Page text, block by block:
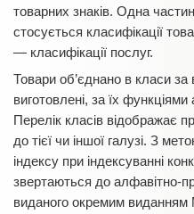
товарних знаків. Одна
стосується класифікації
— класифікації послуг.
Товари об’єднано в класи за
виготовлені, за їх
Перелік класів відображає
до тієї чи іншої галузі. З
індексу при індексуванні
звертаються до алфавітно-
виданого окремим виданням